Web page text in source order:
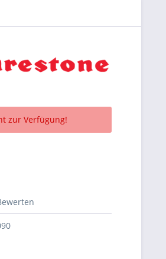
zur Verfügung!